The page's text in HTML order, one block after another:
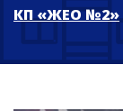
КП «ЖЕО №2»